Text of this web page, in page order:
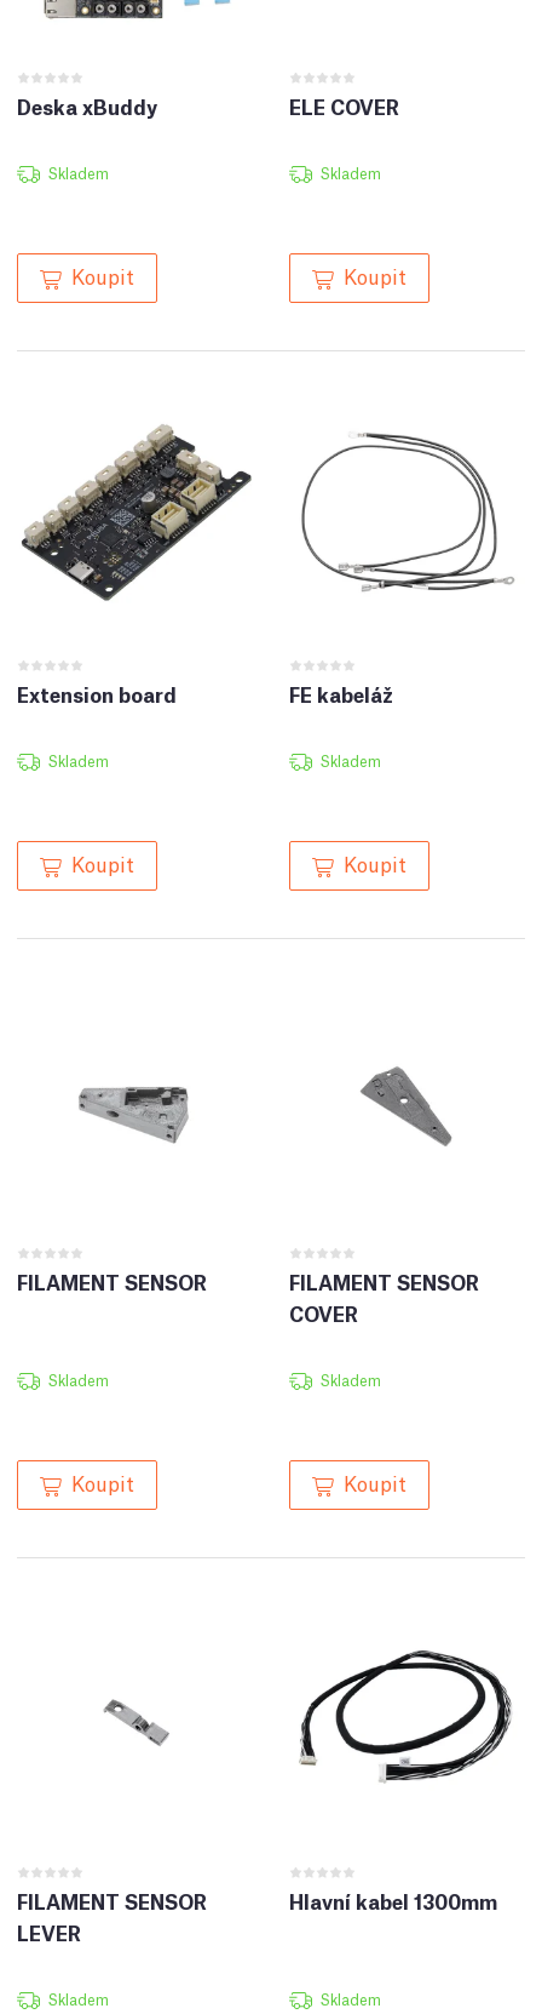
Deska xBuddy
Skladem
Koupit
ELE COVER
Skladem
Koupit
Extension board
Skladem
Koupit
FE kabeláž
Skladem
Koupit
FILAMENT SENSOR
Skladem
Koupit
FILAMENT SENSOR
COVER
Skladem
Koupit
FILAMENT SENSOR
LEVER
Skladem
Hlavní kabel 1300mm
Skladem